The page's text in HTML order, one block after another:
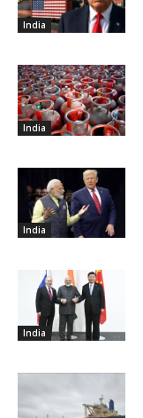
India
India
India
India